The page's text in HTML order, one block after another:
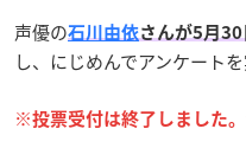
声優の石川由依さんが5月
し、にじめんでアンケート
※投票受付は終了しました